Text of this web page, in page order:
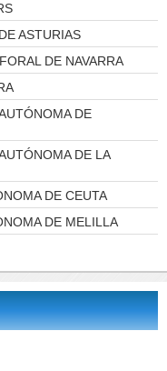
ASTURIAS
DE NAVARRA
DE
DE LA
DE CEUTA
DE MELILLA